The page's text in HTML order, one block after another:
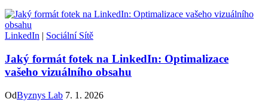
LinkedIn | Sociální Sítě
Jaký formát fotek na LinkedIn: Optimalizace
vašeho vizuálního obsahu
OdByznys Lab 7. 1. 2026